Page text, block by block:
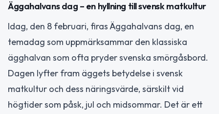
Äggahalvans dag – en hyllning till svensk matkultur
Idag, den 8 februari, firas Äggahalvans dag, en
temadag som uppmärksammar den klassiska
ägghalvan som ofta pryder svenska smörgåsbord.
Dagen lyfter fram äggets betydelse i svensk
matkultur och dess näringsvärde, särskilt vid
högtider som påsk, jul och midsommar. Det är ett